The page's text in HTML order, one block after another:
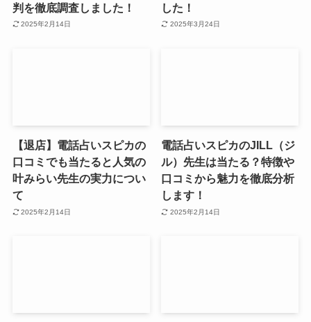
判を徹底調査しました！
2025年2月14日
した！
2025年3月24日
【退店】電話占いスピカの
口コミでも当たると人気の
叶みらい先生の実力につい
て
2025年2月14日
電話占いスピカのJILL（ジ
ル）先生は当たる？特徴や
口コミから魅力を徹底分析
します！
2025年2月14日